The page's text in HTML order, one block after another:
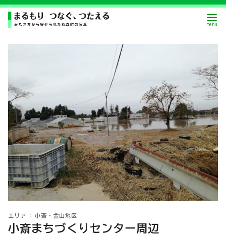
小斎まちづくりセンター周辺
小斎・金山地区